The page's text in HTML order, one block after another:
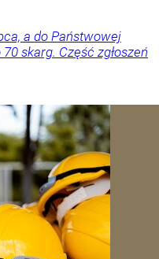
a do Państwowej
skarg. Część zgłoszeń